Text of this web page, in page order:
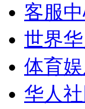
客服
世界华
体育
华人社